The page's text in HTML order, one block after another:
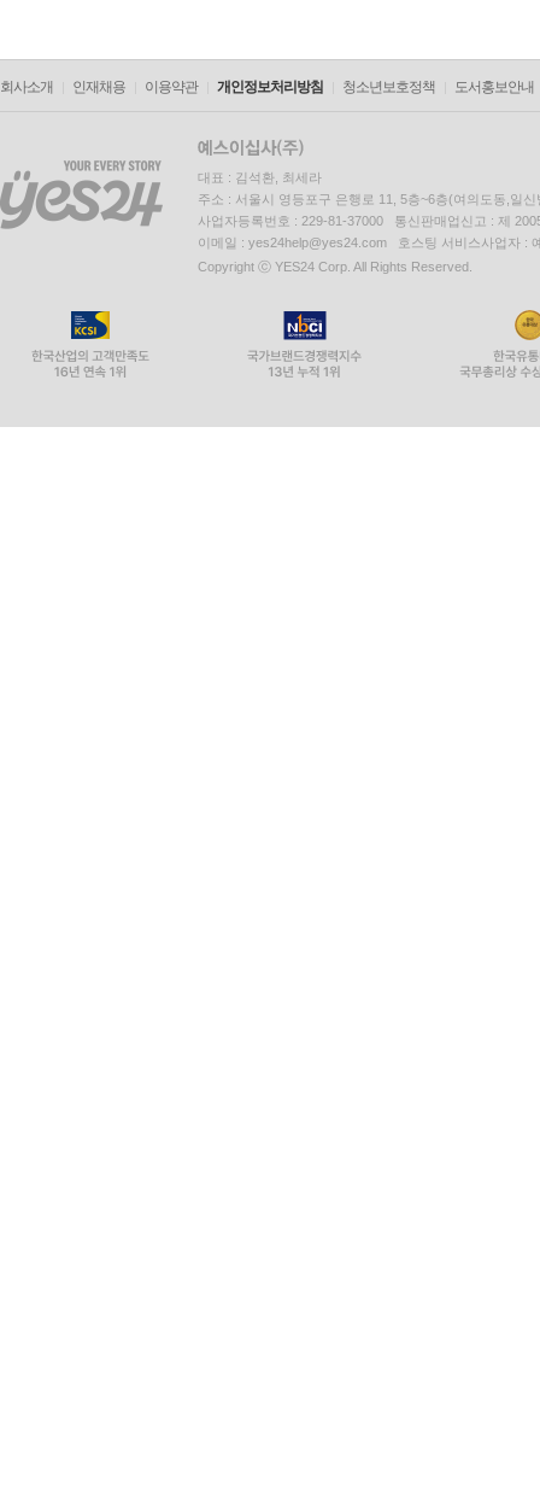
회사소개 인재채용 이용약관 개인정보처리방침 청소년보호정책 도서홍보안내
대표 : 김석환, 최세라
주소 : 서울시 영등포구 은행로 11, 5층~6층(여의도동,일신
사업자등록번호 : 229-81-37000 통신판매업신고 : 제
이메일 : yes24help@yes24.com 호스팅 서비스사업자 :
Copyright ⓒ YES24 Corp. All Rights Reserved.